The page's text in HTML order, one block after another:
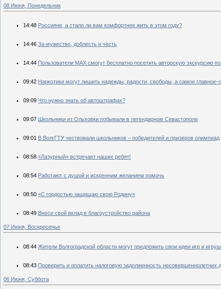
08 Июня, Понедельник
14:48 Россияне, а стало ли вам комфортнее жить в этом году?
14:46 За мужество, доблесть и честь
14:44 Пользователи МАХ смогут бесплатно посетить авторскую экскурсию
09:42 Наркотики могут лишить надежды, радости, свободы, а самое
09:09 Что нужно знать об автоштрафах?
09:07 Школьники из Ольховки побывали в легендарном Севастополе
09:01 В ВолгГТУ чествовали школьников – победителей и призеров олимпиад
08:58 «Лазурный» встречает наших ребят!
08:54 Работают с душой и искренним желанием помочь
08:50 «С гордостью защищаю свою Родину»
08:49 Внеси свой вклад в благоустройство района
07 Июня, Воскресенье
08:44 Жители Волгоградской области могут предложить свои идеи игр и
08:43 Проверить и оплатить налоговую задолженность несовершеннолетних
06 Июня, Суббота